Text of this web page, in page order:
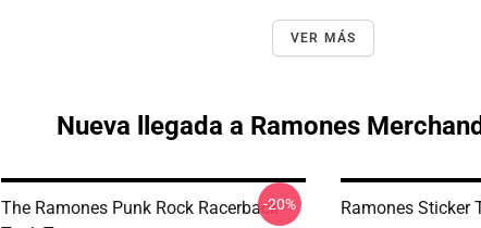
VER MÁS
Nueva llegada a Ramones
The Ramones Punk Rock Racerback-20% Ramones Sticker